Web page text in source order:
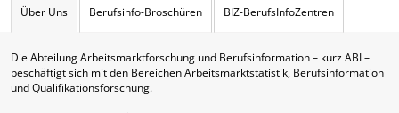
Über Uns Berufsinfo-Broschüren BIZ-BerufsInfoZentren
Die Abteilung Arbeitsmarktforschung und Berufsinformation – kurz ABI –
beschäftigt sich mit den Bereichen Arbeitsmarktstatistik, Berufsinformation
und Qualifikationsforschung.